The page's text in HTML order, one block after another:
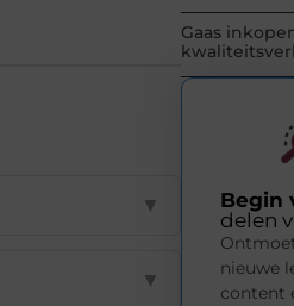
▼
▼
Gaas
Begin
delen
nieuwe
content